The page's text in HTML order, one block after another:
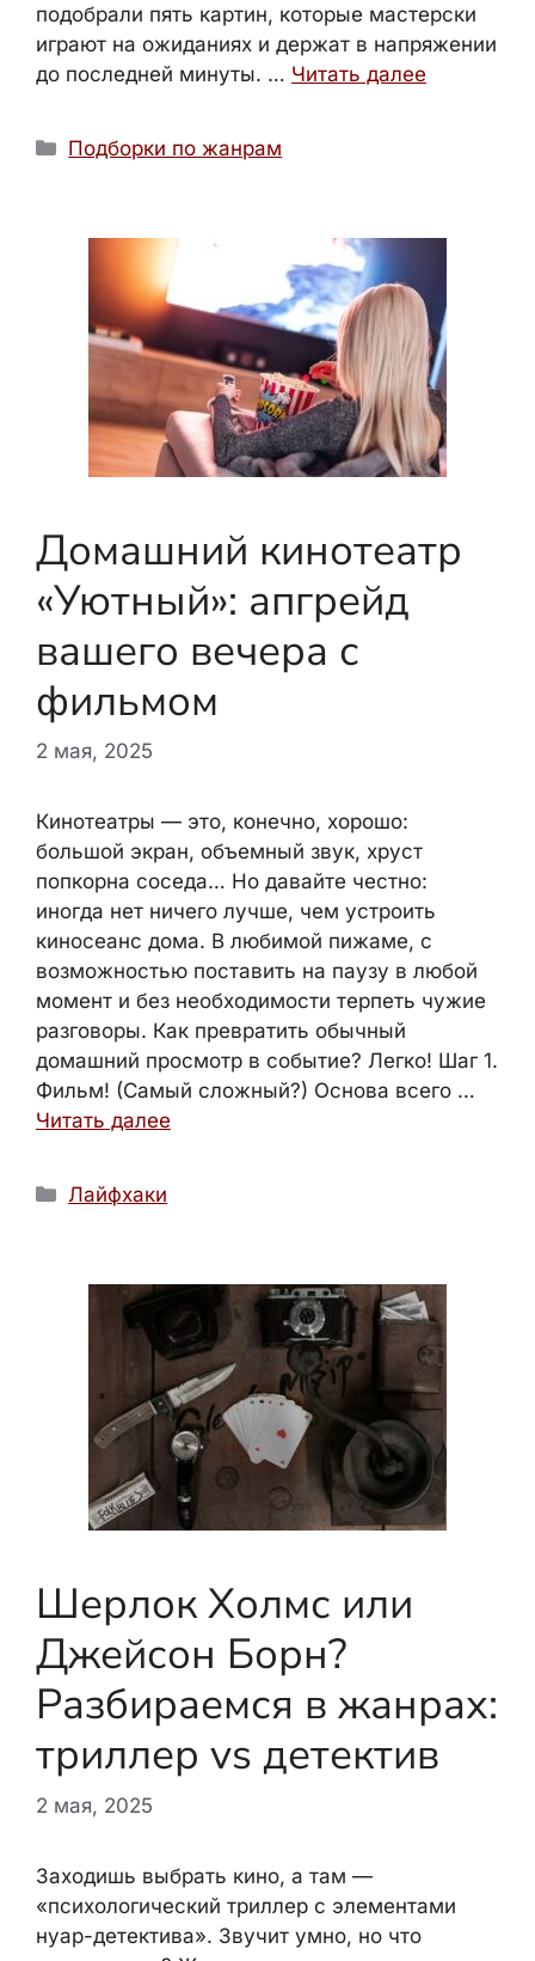
подобрали пять картин, которые мастерски
играют на ожиданиях и держат в напряжении
до последней минуты. … Читать далее
Рубрики
Подборки по жанрам
Домашний кинотеатр
«Уютный»: апгрейд
вашего вечера с
фильмом
2 мая, 2025
Кинотеатры — это, конечно, хорошо:
большой экран, объемный звук, хруст
попкорна соседа… Но давайте честно:
иногда нет ничего лучше, чем устроить
киносеанс дома. В любимой пижаме, с
возможностью поставить на паузу в любой
момент и без необходимости терпеть чужие
разговоры. Как превратить обычный
домашний просмотр в событие? Легко! Шаг 1.
Фильм! (Самый сложный?) Основа всего …
Читать далее
Рубрики
Лайфхаки
Шерлок Холмс или
Джейсон Борн?
Разбираемся в жанрах:
триллер vs детектив
2 мая, 2025
Заходишь выбрать кино, а там —
«психологический триллер с элементами
нуар-детектива». Звучит умно, но что